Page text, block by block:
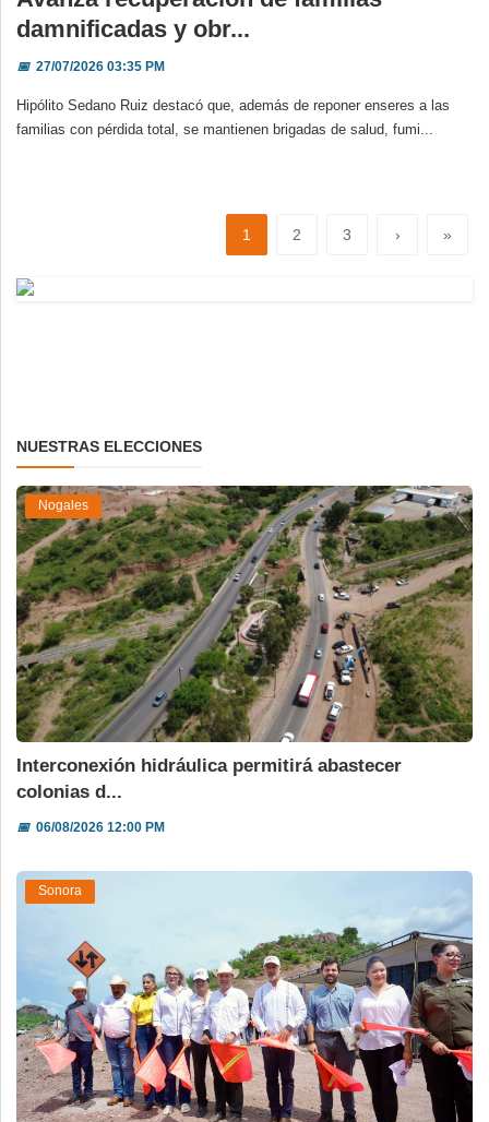
damnificadas y obr...
📅27/07/2026 03:35 PM
Hipólito Sedano Ruiz destacó que, además de reponer enseres a las
familias con pérdida total, se mantienen brigadas de salud, fumi...
1 2 3 › »
NUESTRAS ELECCIONES
Nogales
Interconexión hidráulica permitirá abastecer
colonias d...
📅06/08/2026 12:00 PM
Sonora